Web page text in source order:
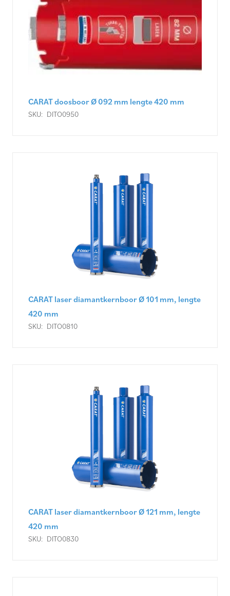
CARAT doosboor Ø 092 mm lengte 420 mm
SKU: DITO0950
CARAT laser diamantkernboor Ø 101 mm, lengte
420 mm
SKU: DITO0810
CARAT laser diamantkernboor Ø 121 mm, lengte
420 mm
SKU: DITO0830